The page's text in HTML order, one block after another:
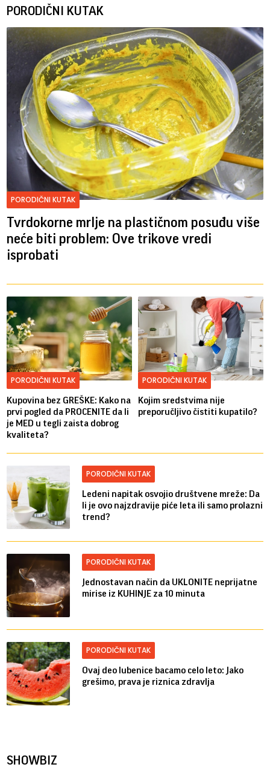
PORODIČNI KUTAK
PORODIČNI KUTAK
Tvrdokorne mrlje na plastičnom posuđu više
neće biti problem: Ove trikove vredi
isprobati
PORODIČNI KUTAK
Kupovina bez GREŠKE: Kako na
prvi pogled da PROCENITE da li
je MED u tegli zaista dobrog
kvaliteta?
PORODIČNI KUTAK
Kojim sredstvima nije
preporučljivo čistiti kupatilo?
PORODIČNI KUTAK
Ledeni napitak osvojio društvene mreže: Da
li je ovo najzdravije piće leta ili samo prolazni
trend?
PORODIČNI KUTAK
Jednostavan način da UKLONITE neprijatne
mirise iz KUHINJE za 10 minuta
PORODIČNI KUTAK
Ovaj deo lubenice bacamo celo leto: Jako
grešimo, prava je riznica zdravlja
SHOWBIZ